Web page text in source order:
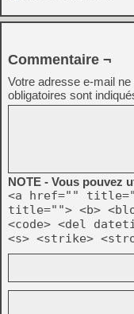
Commentaire ¬
Votre adresse e-mail
obligatoires sont
NOTE - Vous pouvez
<a href=""
title=""> <b>
<code> <del
<s> <strike>